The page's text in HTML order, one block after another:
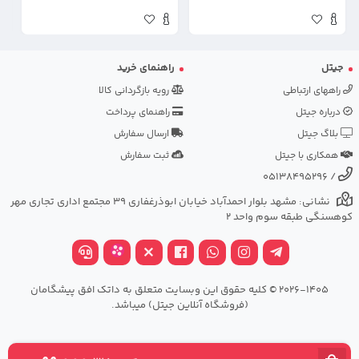
جیتل
راههای ارتباطی
درباره جیتل
بلاگ جیتل
همکاری با جیتل
راهنمای خرید
رویه بازگردانی کالا
راهنمای پرداخت
ارسال سفارش
ثبت سفارش
/
05138495296
نشانی: مشهد بلوار احمدآباد خیابان ابوذرغفاری 39 مجتمع اداری تجاری مهر
کوهسنگی طبقه سوم واحد 2
2026-1405 © کلیه حقوق این وبسایت متعلق به داتک افق پیشگامان
(فروشگاه آنلاین جیتل) میباشد.